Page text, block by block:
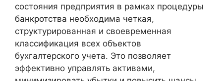
состояния предприятия в рамках процедуры
банкротства необходима четкая,
структурированная и своевременная
классификация всех объектов
бухгалтерского учета. Это позволяет
эффективно управлять активами,